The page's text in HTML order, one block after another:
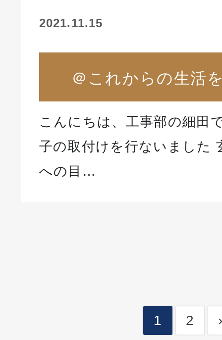
2021.11.15
＠これからの生活
こんにちは、工事部の細田
子の取付けを行ないました
への目…
1 2